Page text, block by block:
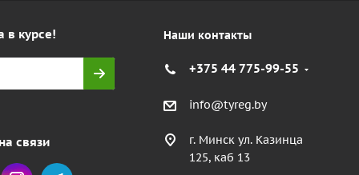
в курсе!
связи
Наши контакты
+375 44 775-99-55
info@tyreg.by
г. Минск ул. Казинца
125, каб 13